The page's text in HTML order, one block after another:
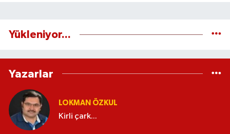
Yükleniyor...
Yazarlar
LOKMAN ÖZKUL
Kirli çark...